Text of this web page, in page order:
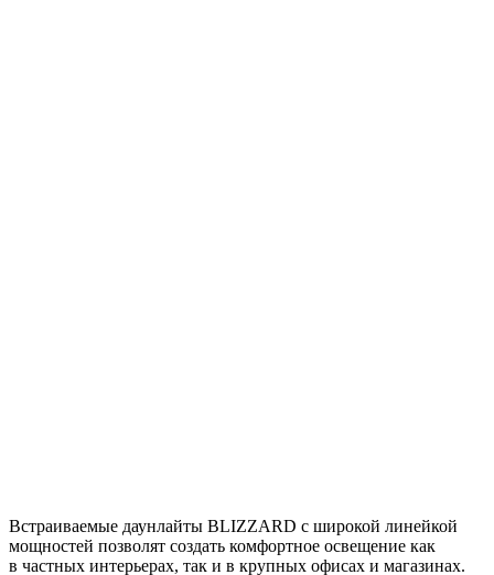
Встраиваемые даунлайты BLIZZARD с широкой линейкой
мощностей позволят создать комфортное освещение как
в частных интерьерах, так и в крупных офисах и магазинах.